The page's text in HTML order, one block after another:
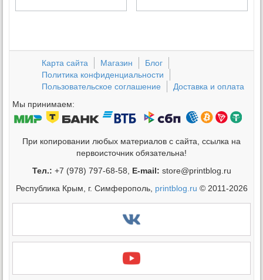
Карта сайта Магазин
Блог
Политика конфиденциальности
Пользовательское соглашение
Доставка и оплата
Мы принимаем:
При копировании любых материалов с сайта, ссылка на
первоисточник обязательна!
Тел.: +7 (978) 797-68-58, E-mail: store@printblog.ru
Республика Крым, г. Симферополь, printblog.ru © 2011-2026